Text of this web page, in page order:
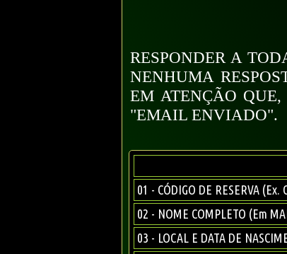
01 - CÓDIGO DE RESERVA (Ex.
02 - NOME COMPLETO (Em
03 - LOCAL E DATA DE
RESPONDER A
NENHUMA
EM ATENÇÃO
"EMAIL ENVIADO".